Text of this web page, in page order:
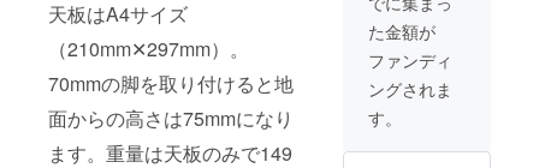
天板はA4サイズ
（210mm✕297mm）。
70mmの脚を取り付けると地
面からの高さは75mmになり
ます。重量は天板のみで149
れる場
合があ
りま
す。
売予定
価格に
送料を
含む合
計金額
です。
た金額が
ファンディ
ングされま
す。